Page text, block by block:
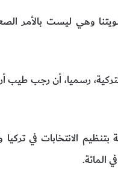
وهي ليست بالأمر
رسميا، أن رجب طيب
الانتخابات في